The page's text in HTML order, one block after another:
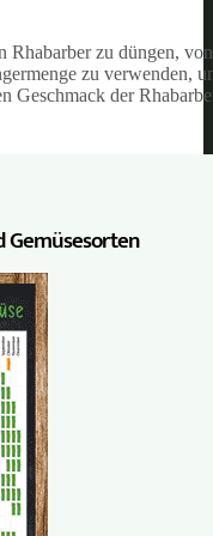
Rhabarber zu düngen,
zu verwenden,
Geschmack der
Gemüse­sorten